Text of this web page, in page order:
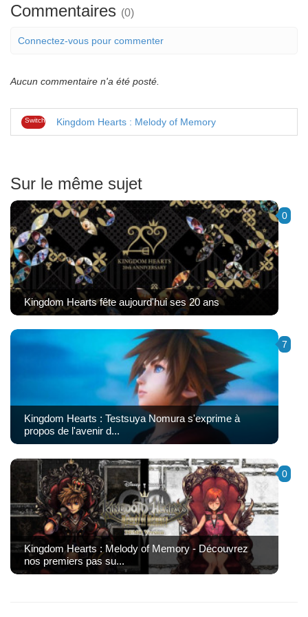
Commentaires (0)
Connectez-vous pour commenter
Aucun commentaire n'a été posté.
Switch Kingdom Hearts : Melody of Memory
Sur le même sujet
0
Kingdom Hearts fête aujourd'hui ses 20 ans
7
Kingdom Hearts : Testsuya Nomura s'exprime à
propos de l'avenir d...
0
Kingdom Hearts : Melody of Memory - Découvrez
nos premiers pas su...